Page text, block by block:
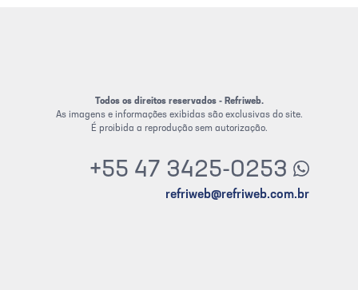
Todos os direitos reservados - Refriweb.
As imagens e informações exibidas são exclusivas do site.
É proibida a reprodução sem autorização.
+55 47 3425-0253
refriweb@refriweb.com.br